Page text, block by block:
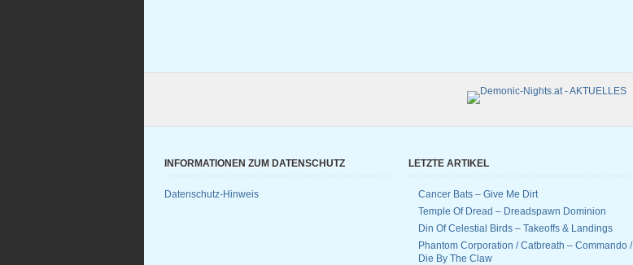
INFORMATIONEN ZUM DATENSCHUTZ
Datenschutz-Hinweis
LETZTE ARTIKEL
Cancer Bats – Give Me Dirt
Temple Of Dread – Dreadspawn Dominion
Din Of Celestial Birds – Takeoffs & Landings
Phantom Corporation / Catbreath – Commando /
Die By The Claw